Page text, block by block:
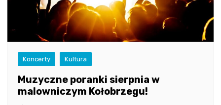
Koncerty Kultura
Muzyczne poranki sierpnia w
malowniczym Kołobrzegu!